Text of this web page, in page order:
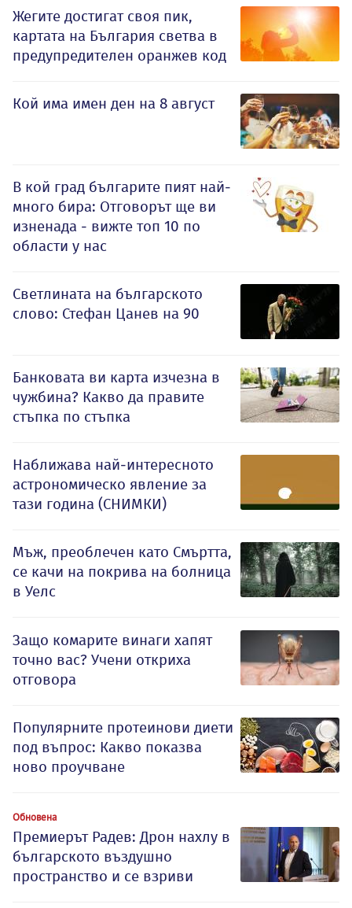
Жегите достигат своя пик,
картата на България светва в
предупредителен оранжев код
Кой има имен ден на 8 август
В кой град българите пият най-
много бира: Отговорът ще ви
изненада - вижте топ 10 по
области у нас
Светлината на българското
слово: Стефан Цанев на 90
Банковата ви карта изчезна в
чужбина? Какво да правите
стъпка по стъпка
Наближава най-интересното
астрономическо явление за
тази година (СНИМКИ)
Мъж, преоблечен като Смъртта,
се качи на покрива на болница
в Уелс
Защо комарите винаги хапят
точно вас? Учени откриха
отговора
Популярните протеинови диети
под въпрос: Какво показва
ново проучване
Обновена
Премиерът Радев: Дрон нахлу в
българското въздушно
пространство и се взриви